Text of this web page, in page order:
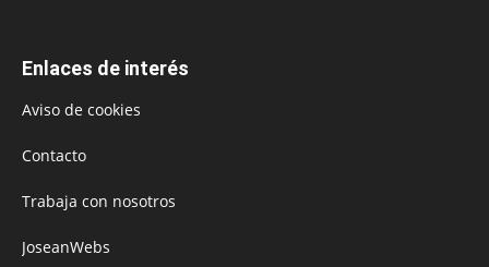
Enlaces de interés
Aviso de cookies
Contacto
Trabaja con nosotros
JoseanWebs